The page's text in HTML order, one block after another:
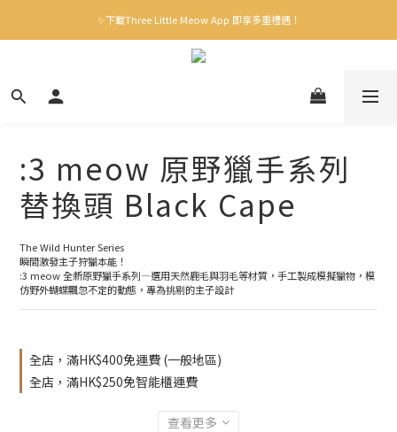
✨下載Three Little Meow App 即享多重禮遇！
✨下載Three Little Meow App 即享多重禮遇！
門市自取，一件免運💢
:3 meow 原野獵手系列
替換頭 Black Cape
The Wild Hunter Series
瞬間激發主子狩獵本能！
:3 meow 全新原野獵手系列—選用天然鹿毛與羽毛等材質，手工製成模擬獵物，模
仿野外蝴蝶飄忽不定的動態，專為挑剔的主子設計
全店，滿HK$400免運費 (一般地區)
全店，滿HK$250免智能櫃運費
查看更多